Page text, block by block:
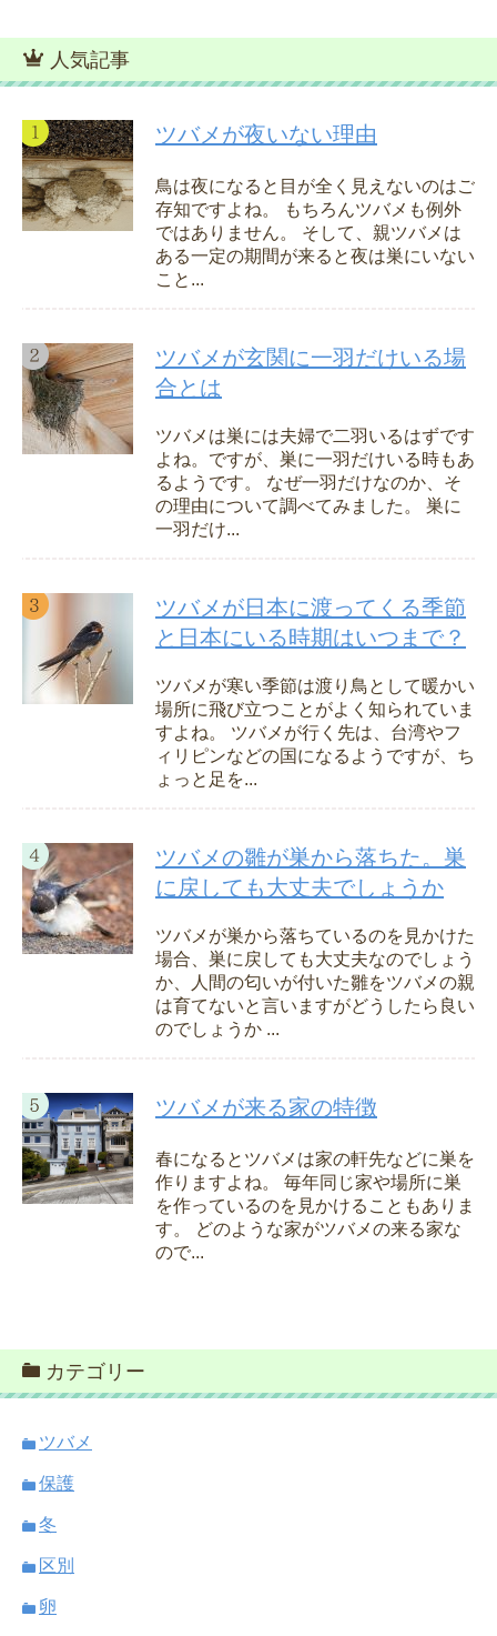
人気記事
ツバメが夜いない理由
鳥は夜になると目が全く見えないのはご
存知ですよね。 もちろんツバメも例外
ではありません。 そして、親ツバメは
ある一定の期間が来ると夜は巣にいない
こと...
ツバメが玄関に一羽だけいる場
合とは
ツバメは巣には夫婦で二羽いるはずです
よね。ですが、巣に一羽だけいる時もあ
るようです。 なぜ一羽だけなのか、そ
の理由について調べてみました。 巣に
一羽だけ...
ツバメが日本に渡ってくる季節
と日本にいる時期はいつまで？
ツバメが寒い季節は渡り鳥として暖かい
場所に飛び立つことがよく知られていま
すよね。 ツバメが行く先は、台湾やフ
ィリピンなどの国になるようですが、ち
ょっと足を...
ツバメの雛が巣から落ちた。巣
に戻しても大丈夫でしょうか
ツバメが巣から落ちているのを見かけた
場合、巣に戻しても大丈夫なのでしょう
か、人間の匂いが付いた雛をツバメの親
は育てないと言いますがどうしたら良い
のでしょうか ...
ツバメが来る家の特徴
春になるとツバメは家の軒先などに巣を
作りますよね。 毎年同じ家や場所に巣
を作っているのを見かけることもありま
す。 どのような家がツバメの来る家な
ので...
カテゴリー
ツバメ
保護
冬
区別
卵